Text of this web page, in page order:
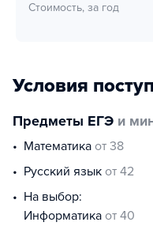
Стоимость, за год
Условия
Предметы ЕГЭ и
математика от 38
русский язык от 42
На выбор:
информатика от 40